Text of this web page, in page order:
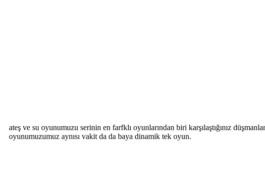
ateş ve su oyunumuzu serinin en farfklı oyunlarından biri karşılaştığınız
oyunumuzumuz aynısı vakit da da baya dinamik tek oyun.